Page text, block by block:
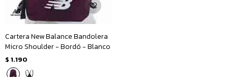
Cartera New Balance Bandolera
Micro Shoulder - Bordó - Blanco
$ 1.190